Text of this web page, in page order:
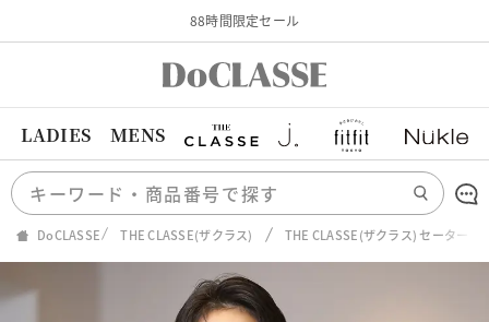
88時間限定セール
LADIES MENS
DoCLASSE THE CLASSE(ザクラス) THE CLASSE(ザクラス) セーター・